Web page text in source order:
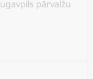
pārvalžu